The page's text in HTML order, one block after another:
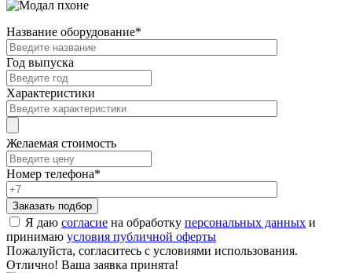
Название оборудование*
Год выпуска
Характеристики
Желаемая стоимость
Номер телефона*
Я даю согласие на обработку персональных данных и
принимаю условия публичной оферты
Пожалуйста, согласитесь с условиями использования.
Отлично! Ваша заявка принята!